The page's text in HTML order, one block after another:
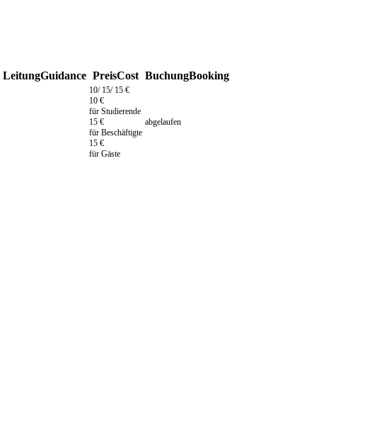
LeitungGuidance PreisCost BuchungBooking
10/ 15/ 15 €
10 €
für Studierende
15 €
für Beschäftigte
15 €
für Gäste
abgelaufen